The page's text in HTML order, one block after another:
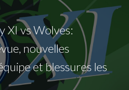
XI vs Wolves:
nouvelles
et blessures les